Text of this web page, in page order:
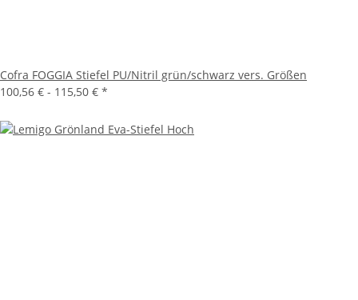
Cofra FOGGIA Stiefel PU/Nitril grün/schwarz vers. Größen
100,56 € - 115,50 € *